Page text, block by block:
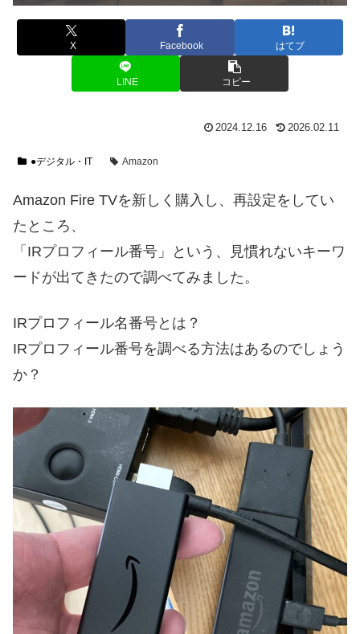
X Facebook はてブ
LINE コピー
2024.12.16 2026.02.11
●デジタル・IT Amazon
Amazon Fire TVを新しく購入し、再設定をしてい
たところ、
「IRプロフィール番号」という、見慣れないキーワ
ードが出てきたので調べてみました。
IRプロフィール名番号とは？
IRプロフィール番号を調べる方法はあるのでしょう
か？